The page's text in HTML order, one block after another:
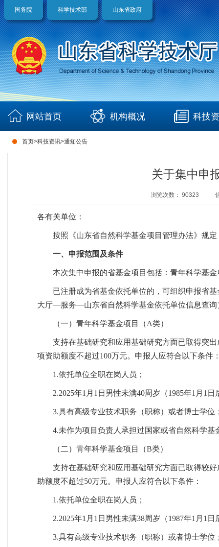
国务院 科学技术部 山东省政府
网站首页 机构概况 科技
首页>科技资讯>通知公告
关于集中申
浏览次数： 90323
各有关单位：
按照《山东省自然科学基金项目管理办法》规
一、申报范围及条件
本次集中申报的省基金项目包括：青年科学基
已注册成为省基金依托单位的，可组织申报省
大厅—服务—山东省自然科学基金依托单位信息查询
（一）青年科学基金项目（A类）
支持在基础研究和应用基础研究方面已取得突
项资助额度不超过100万元。申报人应符合以下条件
1.依托单位全职在岗人员；
2.2025年1月1日男性未满40周岁（1985年1月1
3.具有高级专业技术职务（职称）或者博士学位
4.未作为项目负责人承担过国家或省自然科学
（二）青年科学基金项目（B类）
支持在基础研究和应用基础研究方面已取得较
助额度不超过50万元。申报人应符合以下条件：
1.依托单位全职在岗人员；
2.2025年1月1日男性未满38周岁（1987年1月1
3.具有高级专业技术职务（职称）或者博士学位